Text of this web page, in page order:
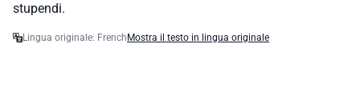
stupendi.
Lingua originale: French Mostra il testo in lingua originale